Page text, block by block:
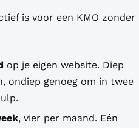
is voor een KMO zonder
op je eigen website. Diep
ondiep genoeg om in twee
, vier per maand. Eén